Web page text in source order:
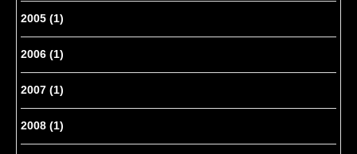
2005 (1)
2006 (1)
2007 (1)
2008 (1)